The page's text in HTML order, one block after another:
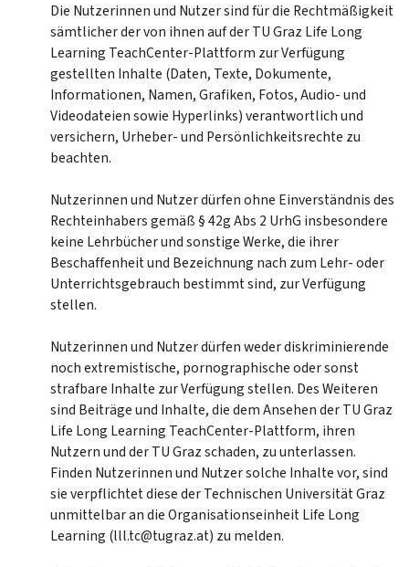
Die Nutzerinnen und Nutzer sind für die Rechtmäßigkeit
sämtlicher der von ihnen auf der TU Graz Life Long
Learning TeachCenter-Plattform zur Verfügung
gestellten Inhalte (Daten, Texte, Dokumente,
Informationen, Namen, Grafiken, Fotos, Audio- und
Videodateien sowie Hyperlinks) verantwortlich und
versichern, Urheber- und Persönlichkeitsrechte zu
beachten.
Nutzerinnen und Nutzer dürfen ohne Einverständnis des
Rechteinhabers gemäß § 42g Abs 2 UrhG insbesondere
keine Lehrbücher und sonstige Werke, die ihrer
Beschaffenheit und Bezeichnung nach zum Lehr- oder
Unterrichtsgebrauch bestimmt sind, zur Verfügung
stellen.
Nutzerinnen und Nutzer dürfen weder diskriminierende
noch extremistische, pornographische oder sonst
strafbare Inhalte zur Verfügung stellen. Des Weiteren
sind Beiträge und Inhalte, die dem Ansehen der TU Graz
Life Long Learning TeachCenter-Plattform, ihren
Nutzern und der TU Graz schaden, zu unterlassen.
Finden Nutzerinnen und Nutzer solche Inhalte vor, sind
sie verpflichtet diese der Technischen Universität Graz
unmittelbar an die Organisationseinheit Life Long
Learning (lll.tc@tugraz.at) zu melden.